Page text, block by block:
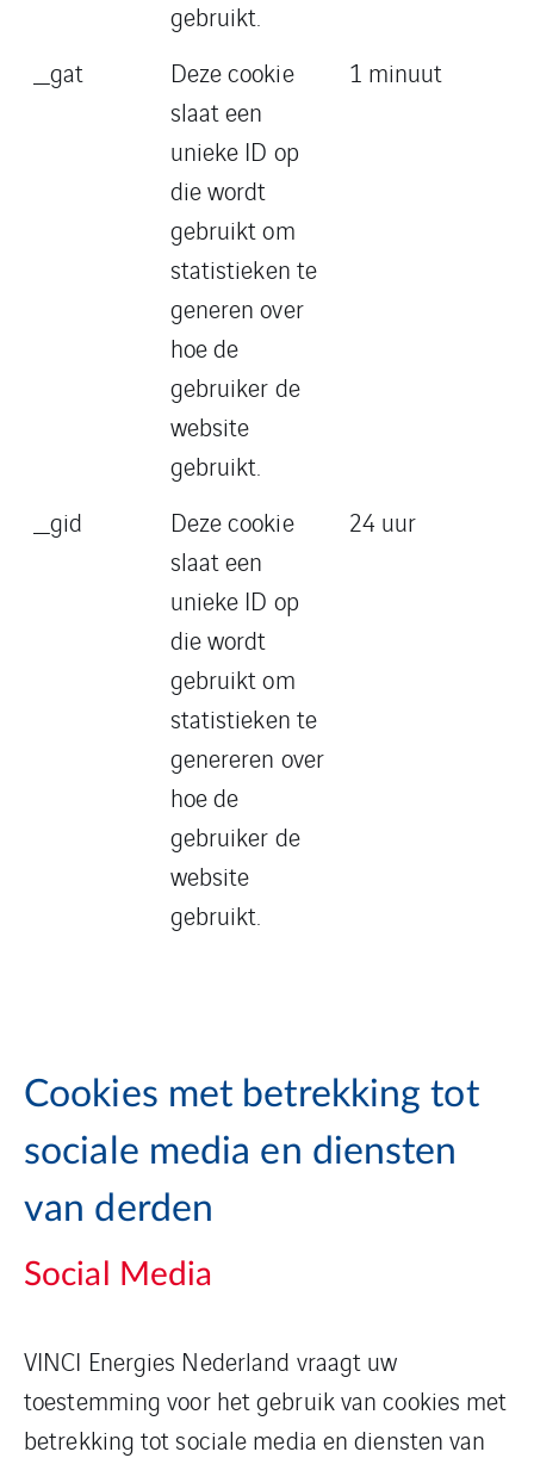
gebruikt.
_gat
Deze cookie
slaat een
unieke ID op
die wordt
gebruikt om
statistieken te
generen over
hoe de
gebruiker de
website
gebruikt.
1 minuut
_gid
Deze cookie
slaat een
unieke ID op
die wordt
gebruikt om
statistieken te
genereren over
hoe de
gebruiker de
website
gebruikt.
24 uur
Cookies met betrekking tot
sociale media en diensten
van derden
Social Media
VINCI Energies Nederland vraagt uw
toestemming voor het gebruik van cookies met
betrekking tot sociale media en diensten van